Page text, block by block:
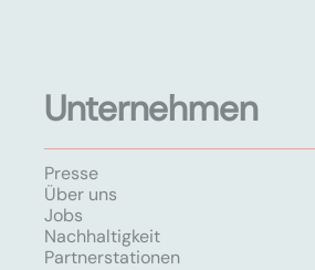
Unternehmen
Presse
Über uns
Jobs
Nachhaltigkeit
Partnerstationen